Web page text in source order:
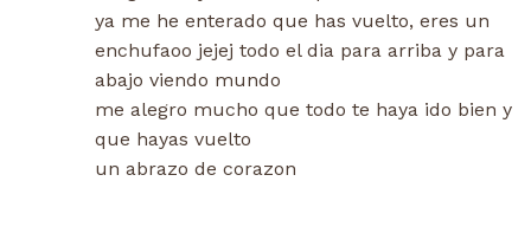
ya me he enterado que has vuelto, eres un
enchufaoo jejej todo el dia para arriba y para
abajo viendo mundo
me alegro mucho que todo te haya ido bien y
que hayas vuelto
un abrazo de corazon